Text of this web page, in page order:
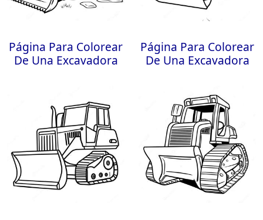
Página Para Colorear
De Una Excavadora
Página Para Colorear
De Una Excavadora